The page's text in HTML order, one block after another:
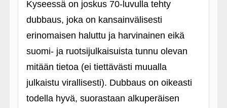
Kyseessä on joskus 70-luvulla tehty
dubbaus, joka on kansainvälisesti
erinomaisen haluttu ja harvinainen eikä
suomi- ja ruotsijulkaisuista tunnu olevan
mitään tietoa (ei tiettävästi muualla
julkaistu virallisesti). Dubbaus on oikeasti
todella hyvä, suorastaan alkuperäisen